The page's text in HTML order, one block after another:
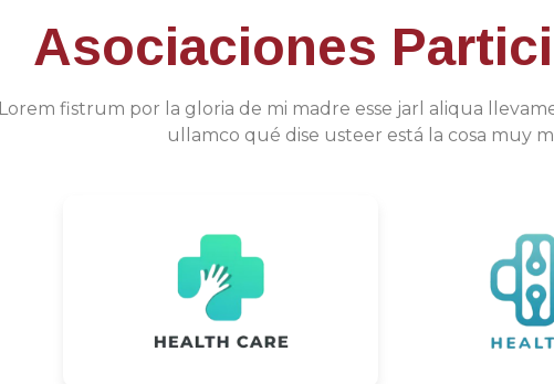
Asociaciones
Lorem fistrum por la gloria de mi madre esse jarl aliqua
ullamco qué dise usteer está la cosa muy